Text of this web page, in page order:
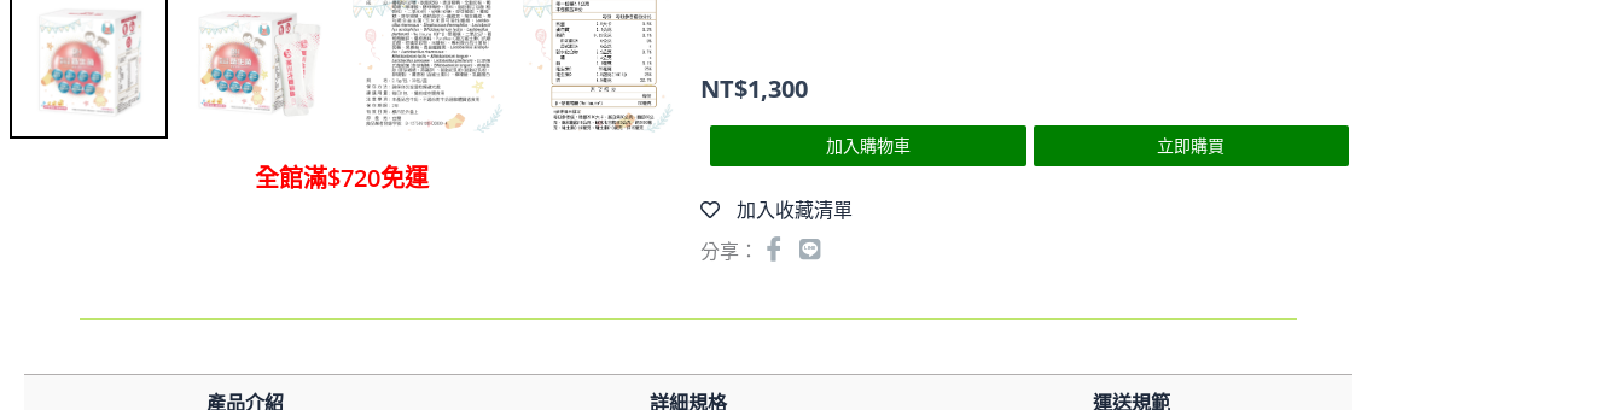
全館滿$720免運
NT$1,300
加入購物車 立即購買
加入收藏清單
分享：
產品介紹 詳細規格 運送規範